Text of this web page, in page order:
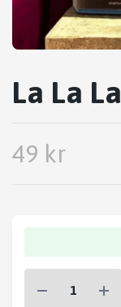
La La
49 kr